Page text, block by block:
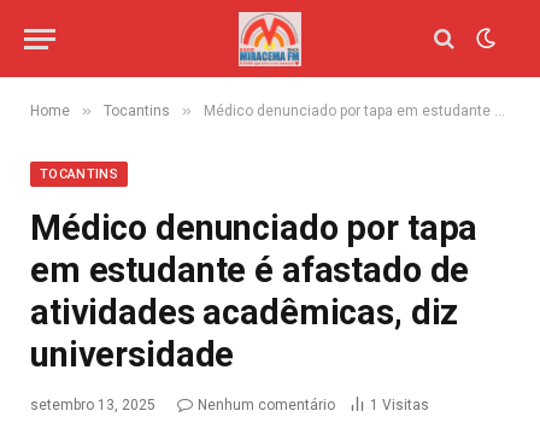
Home » Tocantins » Médico denunciado por tapa em estudante é afastado de atividades acadêmicas, diz universidade
TOCANTINS
Médico denunciado por tapa
em estudante é afastado de
atividades acadêmicas, diz
universidade
setembro 13, 2025 Nenhum comentário 1 Visitas